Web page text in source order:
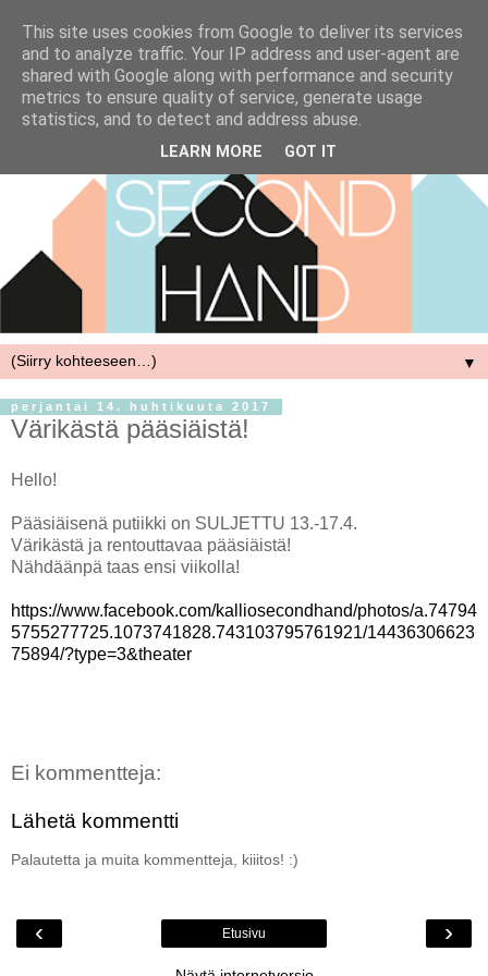
▼
perjantai 14. huhtikuuta 2017
Värikästä pääsiäistä!
Hello!
Pääsiäisenä putiikki on SULJETTU 13.-17.4.
Värikästä ja rentouttavaa pääsiäistä!
Nähdäänpä taas ensi viikolla!
https://www.facebook.com/kalliosecondhand/photos/a.74794
5755277725.1073741828.743103795761921/14436306623
75894/?type=3&theater
Ei kommentteja:
Lähetä kommentti
Palautetta ja muita kommentteja, kiiitos! :)
‹ ›
Etusivu
This site uses cookies from Google to deliver its services
and to analyze traffic. Your IP address and user-agent are
shared with Google along with performance and security
metrics to ensure quality of service, generate usage
statistics, and to detect and address abuse.
LEARN MORE GOT IT